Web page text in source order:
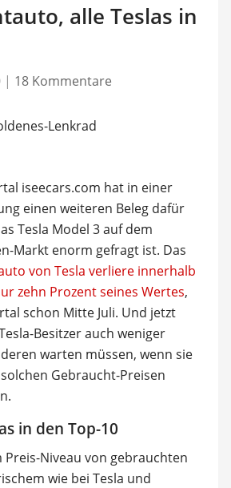
alle Teslas in
| 18 Kommentare
iseecars.com hat in einer
einen weiteren Beleg dafür
Tesla Model 3 auf dem
Markt enorm gefragt ist. Das
von Tesla verliere innerhalb
zehn Prozent seines Wertes,
schon Mitte Juli. Und jetzt
Besitzer auch weniger
warten müssen, wenn sie
Gebraucht-Preisen
in den Top-10
Preis-Niveau von gebrauchten
wie bei Tesla und